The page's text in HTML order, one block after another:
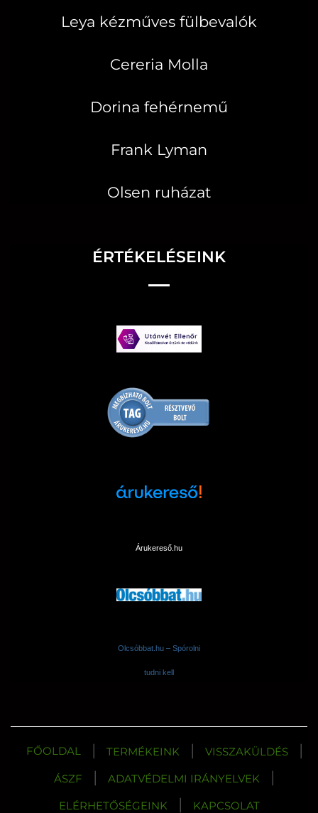
Leya kézműves fülbevalók
Cereria Molla
Dorina fehérnemű
Frank Lyman
Olsen ruházat
ÉRTÉKELÉSEINK
Árukereső.hu
Olcsóbbat.hu – Spórolni
tudni kell
FŐOLDAL | TERMÉKEINK | VISSZAKÜLDÉS |
ÁSZF | ADATVÉDELMI IRÁNYELVEK |
ELÉRHETŐSÉGEINK | KAPCSOLAT